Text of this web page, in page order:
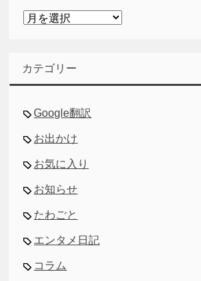
ア
ブ
カテゴリー
Google翻訳
お出かけ
お気に入り
お知らせ
たわごと
エンタメ日記
コラム